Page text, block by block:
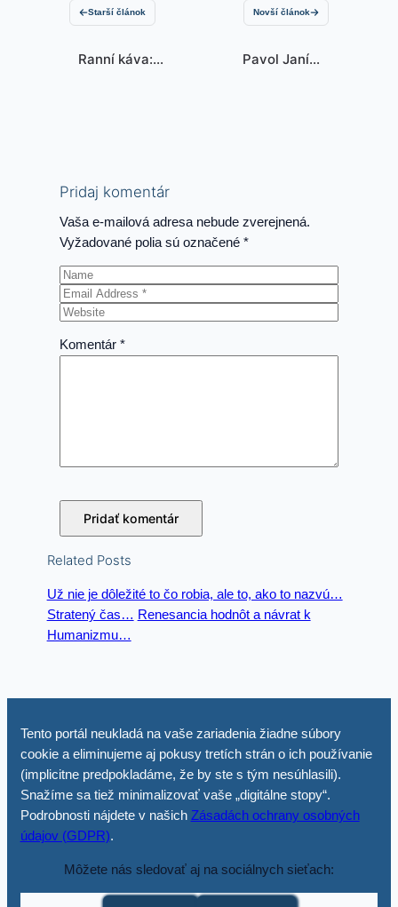
Starší článok
Ranní káva:
Novší článok
Pavol Janík:
Pridaj komentár
Vaša e-mailová adresa nebude zverejnená.
Vyžadované polia sú označené*
Komentár*
Related Posts
Už nie je dôležité to čo robia, ale to, ako to nazvú…
Stratený čas… Renesancia hodnôt a návrat k
Humanizmu…
Tento portál neukladá na vaše zariadenia žiadne súbory
cookie a eliminujeme aj pokusy tretích strán o ich používanie
(implicitne predpokladáme, že by ste s tým nesúhlasili).
Snažíme sa tiež minimalizovať vaše „digitálne stopy“.
Podrobnosti nájdete v našich Zásadách ochrany osobných
údajov (GDPR).
Môžete nás sledovať aj na sociálnych sieťach: